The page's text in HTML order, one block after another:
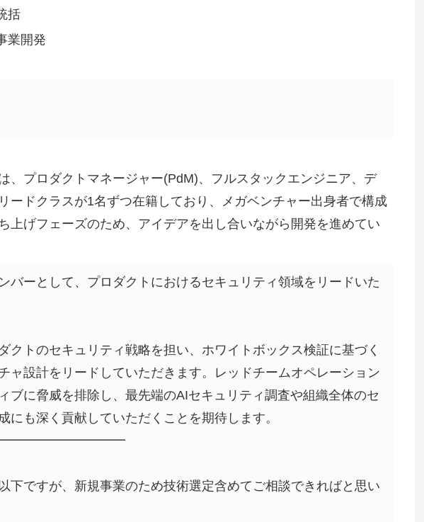
括
業開発
、プロダクトマネージャー(PdM)、フルスタックエンジニア、デ
ードクラスが1名ずつ在籍しており、メガベンチャー出身者で構成
上げフェーズのため、アイデアを出し合いながら開発を進めてい
バーとして、プロダクトにおけるセキュリティ領域をリードいた
クトのセキュリティ戦略を担い、ホワイトボックス検証に基づく
ャ設計をリードしていただきます。レッドチームオペレーション
ブに脅威を排除し、最先端のAIセキュリティ調査や組織全体のセ
にも深く貢献していただくことを期待します。
下ですが、新規事業のため技術選定含めてご相談できればと思い